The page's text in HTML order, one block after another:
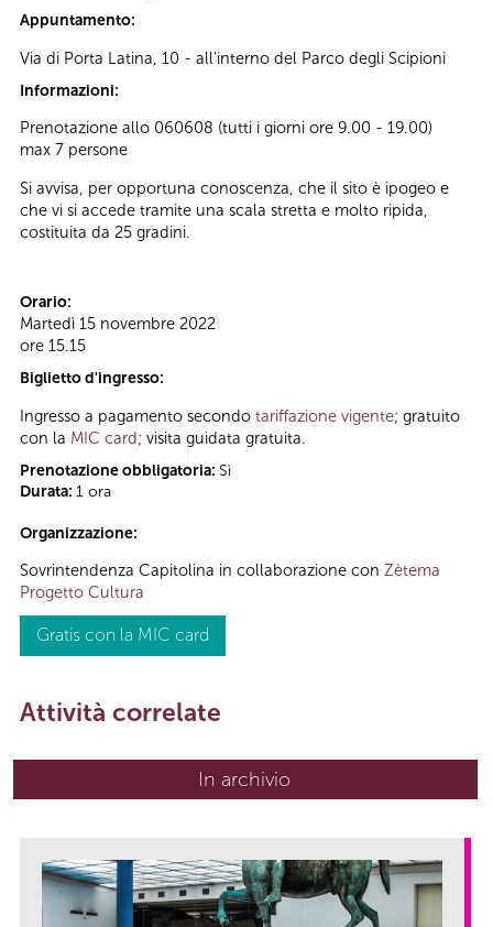
Appuntamento:
Via di Porta Latina, 10 - all'interno del Parco degli Scipioni
Informazioni:
Prenotazione allo 060608 (tutti i giorni ore 9.00 - 19.00)
max 7 persone
Si avvisa, per opportuna conoscenza, che il sito è ipogeo e
che vi si accede tramite una scala stretta e molto ripida,
costituita da 25 gradini.
Orario:
Martedì 15 novembre 2022
ore 15.15
Biglietto d'ingresso:
Ingresso a pagamento secondo tariffazione vigente; gratuito
con la MIC card; visita guidata gratuita.
Prenotazione obbligatoria: Sì
Durata: 1 ora
Organizzazione:
Sovrintendenza Capitolina in collaborazione con Zètema
Progetto Cultura
Gratis con la MIC card
Attività correlate
In archivio